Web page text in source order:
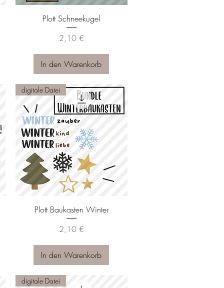
Schnellansicht
Plott Schneekugel
Preis
2,10 €
In den Warenkorb
Schnellansicht
digitale Datei
Plott Baukasten Winter
Preis
2,10 €
In den Warenkorb
digitale Datei